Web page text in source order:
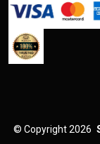
© Copyright 2026